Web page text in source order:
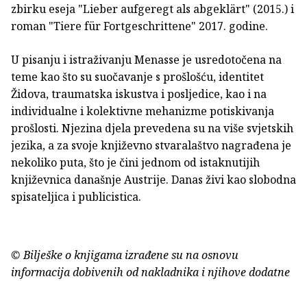
zbirku eseja "Lieber aufgeregt als abgeklärt" (2015.) i
roman "Tiere für Fortgeschrittene" 2017. godine.
U pisanju i istraživanju Menasse je usredotočena na
teme kao što su suočavanje s prošlošću, identitet
Židova, traumatska iskustva i posljedice, kao i na
individualne i kolektivne mehanizme potiskivanja
prošlosti. Njezina djela prevedena su na više svjetskih
jezika, a za svoje književno stvaralaštvo nagrađena je
nekoliko puta, što je čini jednom od istaknutijih
književnica današnje Austrije. Danas živi kao slobodna
spisateljica i publicistica.
© Bilješke o knjigama izrađene su na osnovu
informacija dobivenih od nakladnika i njihove dodatne